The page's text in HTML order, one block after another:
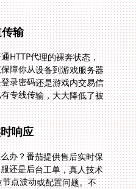
输
HTTP代理的裸奔状态，
障你从设备到游戏服务器
录密码还是游戏内交易信
专线传输，大大降低了被
响应
办？番茄提供售后实时保
还是后台工单，真人技术
节点波动或配置问题。不
问题交给专业人士立刻解